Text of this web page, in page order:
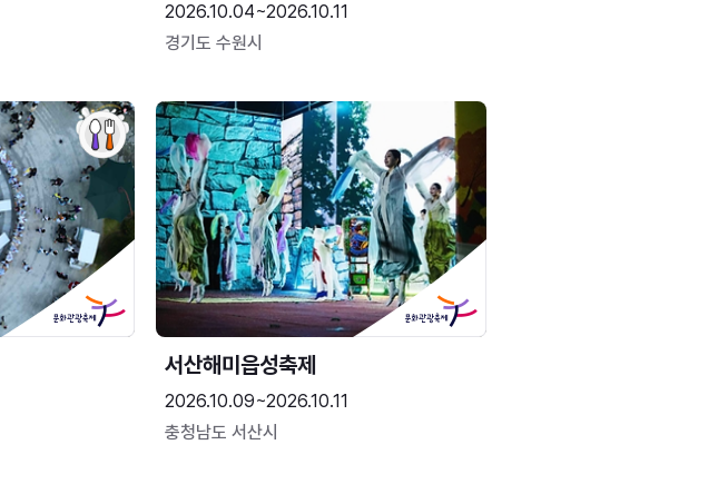
2026.10.04~2026.10.11
경기도 수원시
서산해미읍성축제
2026.10.09~2026.10.11
충청남도 서산시